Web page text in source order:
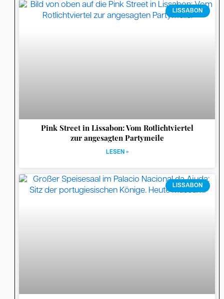
LISSABON
Pink Street in Lissabon: Vom Rotlichtviertel
zur angesagten Partymeile
LESEN »
LISSABON